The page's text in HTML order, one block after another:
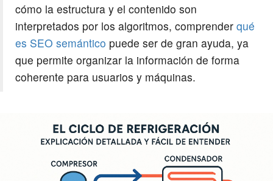
cómo la estructura y el contenido son
interpretados por los algoritmos, comprender qué
es SEO semántico puede ser de gran ayuda, ya
que permite organizar la información de forma
coherente para usuarios y máquinas.